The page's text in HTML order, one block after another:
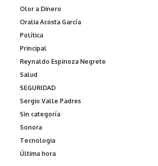
Olor a Dinero
Oralia Acosta García
Política
Principal
Reynaldo Espinoza Negrete
Salud
SEGURIDAD
Sergio Valle Padres
Sin categoría
Sonora
Tecnologia
Última hora